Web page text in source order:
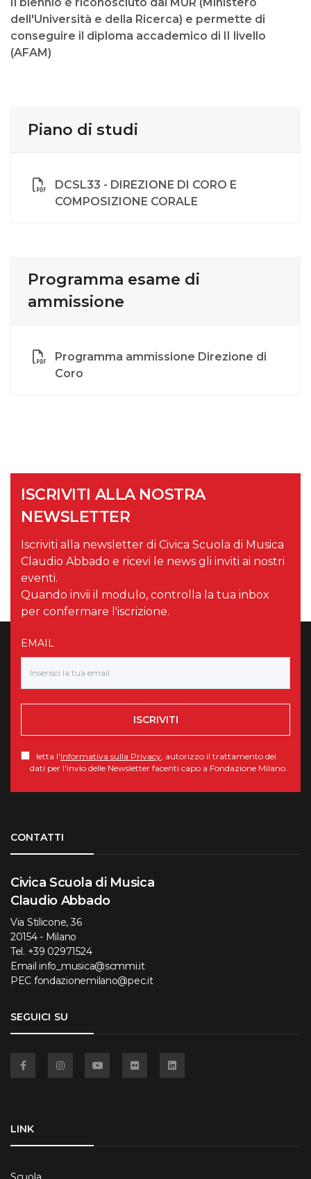
dell'Università e della Ricerca) e permette di
conseguire il diploma accademico di II livello
(AFAM)
Piano di studi
DCSL33 - DIREZIONE DI CORO E
COMPOSIZIONE CORALE
Programma esame di
ammissione
Programma ammissione Direzione di
Coro
ISCRIVITI ALLA NOSTRA
NEWSLETTER
Iscriviti alla newsletter di Civica Scuola di Musica
Claudio Abbado e ricevi le news gli inviti ai nostri
eventi.
Quando invii il modulo, controlla la tua inbox
per confermare l'iscrizione.
EMAIL
ISCRIVITI
letta l'Informativa sulla Privacy, autorizzo il trattamento dei
dati per l'invio delle Newsletter facenti capo a Fondazione Milano.
CONTATTI
Civica Scuola di Musica
Claudio Abbado
Via Stilicone, 36
20154 - Milano
Tel. +39 02971524
Email info_musica@scmmi.it
PEC fondazionemilano@pec.it
SEGUICI SU
LINK